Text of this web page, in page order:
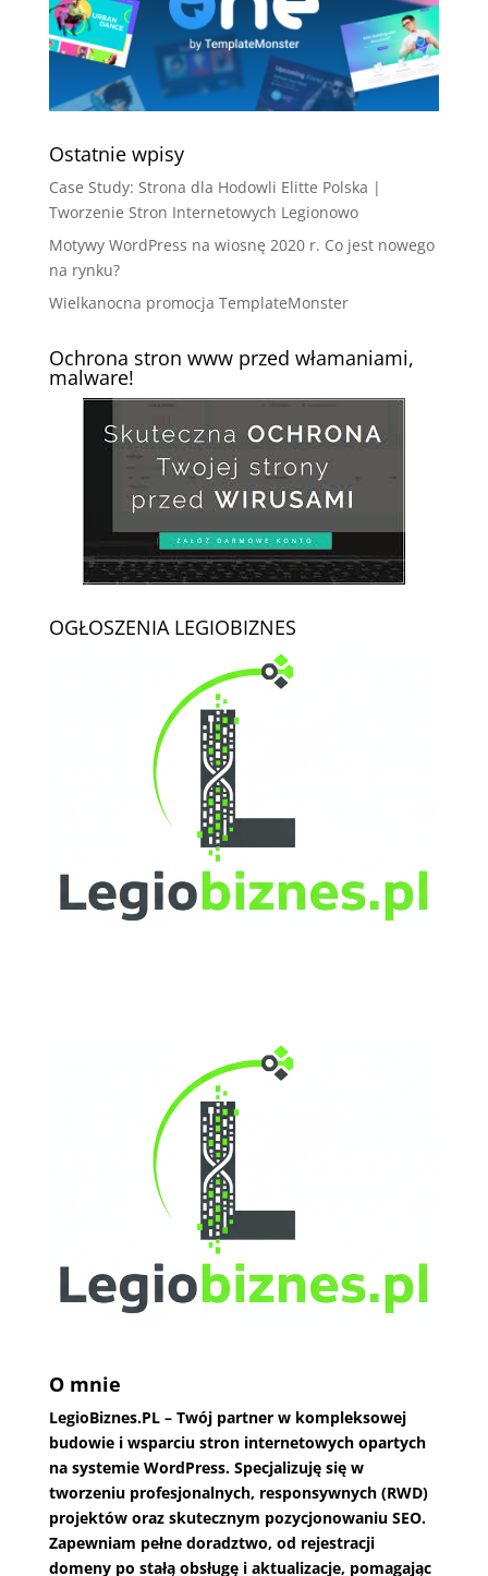
Ostatnie wpisy
Case Study: Strona dla Hodowli Elitte Polska |
Tworzenie Stron Internetowych Legionowo
Motywy WordPress na wiosnę 2020 r. Co jest nowego
na rynku?
Wielkanocna promocja TemplateMonster
Ochrona stron www przed włamaniami,
malware!
OGŁOSZENIA LEGIOBIZNES
O mnie
LegioBiznes.PL– Twój partner w kompleksowej
budowie i wsparciu stron internetowych opartych
na systemie WordPress. Specjalizuję się w
tworzeniu profesjonalnych, responsywnych (RWD)
projektów oraz skutecznym pozycjonowaniu SEO.
Zapewniam pełne doradztwo, od rejestracji
domeny po stałą obsługę i aktualizacje, pomagając